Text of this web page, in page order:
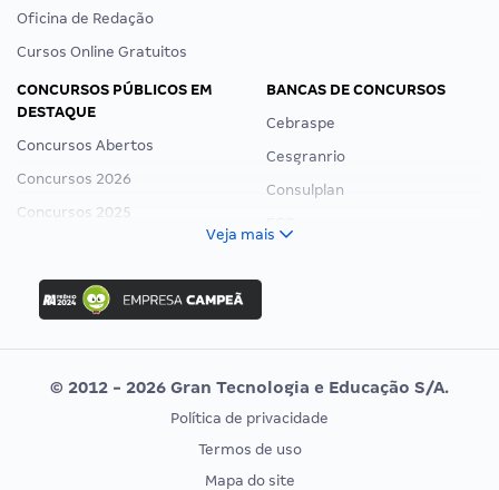
Oficina de Redação
Cursos Online Gratuitos
CONCURSOS PÚBLICOS EM
DESTAQUE
Concursos Abertos
Concursos 2026
Concursos 2025
Concurso Ibama
Concurso MPU
Editais publicados
BANCAS DE CONCURSOS
Cebraspe
Cesgranrio
Consulplan
Vunesp
CONCURSOS POR PROFISSÃO
EXAME DE ORDEM
Veja mais
© 2012 - 2026 Gran Tecnologia e Educação S/A.
Política de privacidade
Termos de uso
Mapa do site